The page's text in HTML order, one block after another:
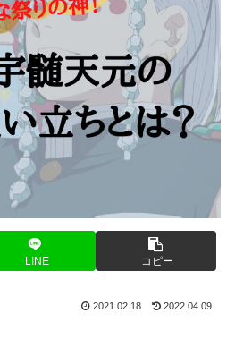
LINE コピー
2021.02.18 2022.04.09